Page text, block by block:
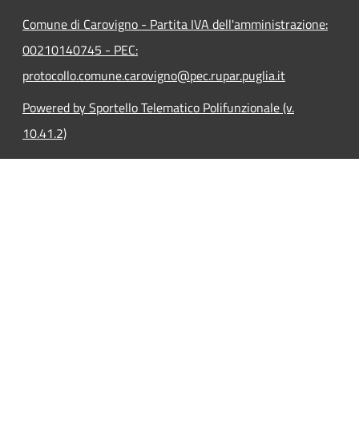
Comune di Carovigno - Partita IVA dell'amministrazione:
00210140745 - PEC:
protocollo.comune.carovigno@pec.rupar.puglia.it
Powered by Sportello Telematico Polifunzionale (v.
10.41.2)